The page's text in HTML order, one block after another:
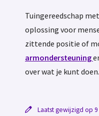
Tuingereedschap
oplossing voor
zittende positie of
armondersteuning
over wat je kunt doen.
Laatst gewijzigd op